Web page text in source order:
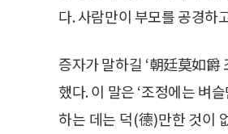
다. 사람만이 부모를 공경하
증자가 말하길 ‘朝廷莫如
했다. 이 말은 ‘조정에는 벼
하는 데는 덕(德)만한 것이